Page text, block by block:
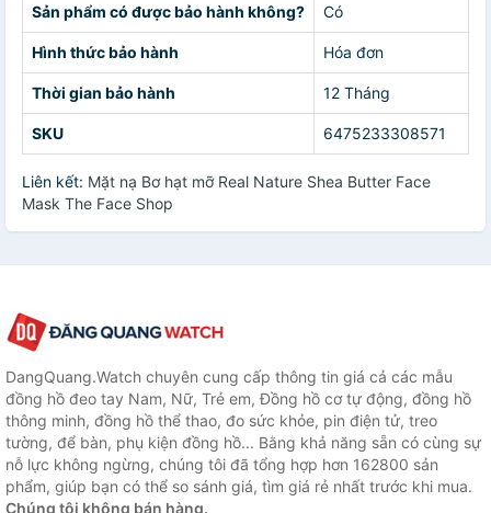
Sản phẩm có được bảo hành không? Có
Hình thức bảo hành Hóa đơn
Thời gian bảo hành 12 Tháng
SKU 6475233308571
Liên kết: Mặt nạ Bơ hạt mỡ Real Nature Shea Butter Face
Mask The Face Shop
DangQuang.Watch chuyên cung cấp thông tin giá cả các mẫu
đồng hồ đeo tay Nam, Nữ, Trẻ em, Đồng hồ cơ tự động, đồng hồ
thông minh, đồng hồ thể thao, đo sức khỏe, pin điện tử, treo
tường, để bàn, phụ kiện đồng hồ... Bằng khả năng sẵn có cùng sự
nỗ lực không ngừng, chúng tôi đã tổng hợp hơn 162800 sản
phẩm, giúp bạn có thể so sánh giá, tìm giá rẻ nhất trước khi mua.
Chúng tôi không bán hàng.